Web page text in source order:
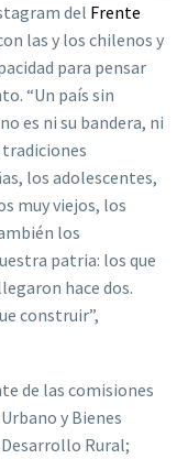
del Frente
las y los chilenos y
para pensar
“Un país sin
es ni su bandera, ni
los adolescentes,
muy viejos, los
los
patria: los que
hace dos.
construir”,
de las comisiones
y Bienes
Rural;